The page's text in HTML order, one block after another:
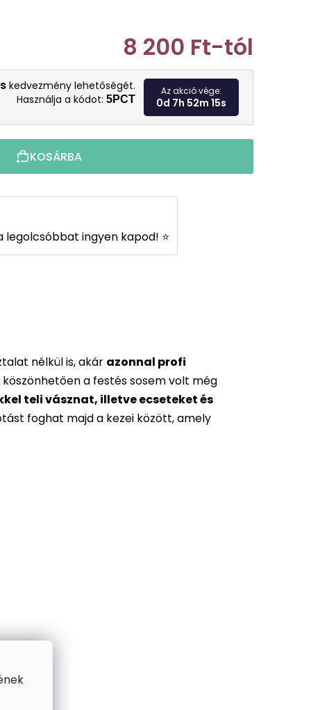
8 200 Ft-tól
Egységár:
kedvezmény lehetőségét.
Használja a kódot: 5PCT
Az akció vége:
0d 7h 52m 14s
KOSÁRBA
legolcsóbbat ingyen kapod! ⭐
nélkül is, akár azonnal profi
a festés sosem volt még
teli vásznat, illetve ecseteket és
foghat majd a kezei között, amely